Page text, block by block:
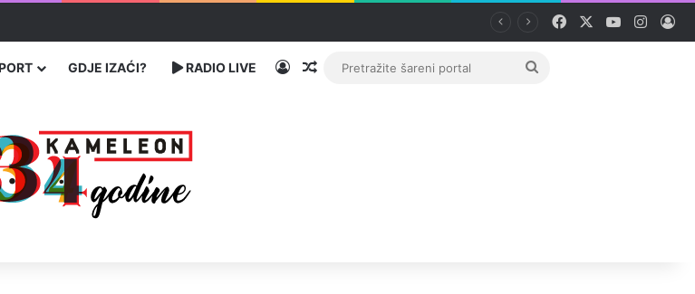
Memorijalni centar Srebrenica Facebook YouTube
GDJE IZAĆI? RADIO LIVE PrijavaRandom članak
Pretražite